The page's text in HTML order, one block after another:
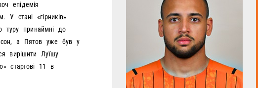
епідемія
У стані «гірників»
туру принаймні до
а Пятов уже був у
вирішити Луїшу
стартові 11 в